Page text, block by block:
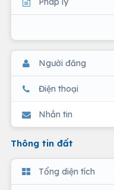
Người đăng
Điện thoại
Nhắn tin
Thông tin đất
Tổng diện tích